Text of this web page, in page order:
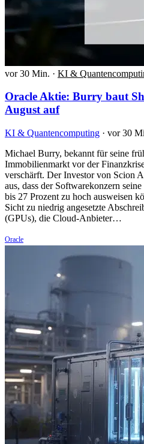
vor 30 Min. · KI &
Oracle Aktie: Burry baut
August auf
KI & Quantencomputing · vor 30
Michael Burry, bekannt für seine
Immobilienmarkt vor der
verschärft. Der Investor von Scion
aus, dass der Softwarekonzern
bis 27 Prozent zu hoch ausweisen
Sicht zu niedrig angesetzte
(GPUs), die Cloud-Anbieter…
Oracle